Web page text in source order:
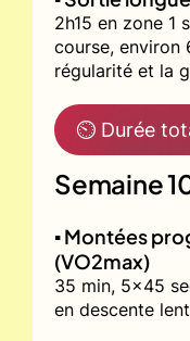
2h15 en zone 1
course, environ
régularité et la
⏲ Durée
Semaine
▪️ Montées
(VO2max)
35 min, 5x45
en descente